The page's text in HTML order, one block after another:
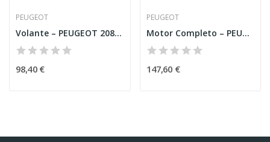
PEUGEOT
Volante – PEUGEOT 208 II (UB_,UP_,UW_,UJ_)
98,40 €
PEUGEOT
Motor Completo – PEUGEOT 206 HATCHBACK (2A/C)
147,60 €